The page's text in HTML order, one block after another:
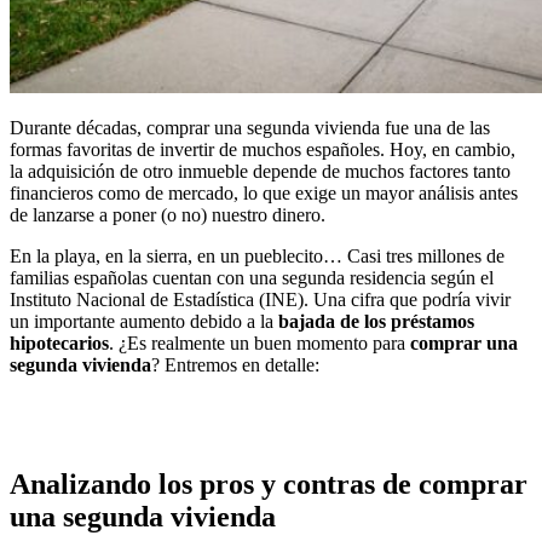
Durante décadas, comprar una segunda vivienda fue una de las
formas favoritas de invertir de muchos españoles. Hoy, en cambio,
la adquisición de otro inmueble depende de muchos factores tanto
financieros como de mercado, lo que exige un mayor análisis antes
de lanzarse a poner (o no) nuestro dinero.
En la playa, en la sierra, en un pueblecito… Casi tres millones de
familias españolas cuentan con una segunda residencia según el
Instituto Nacional de Estadística (INE). Una cifra que podría vivir
un importante aumento debido a la bajada de los préstamos
hipotecarios. ¿Es realmente un buen momento para comprar una
segunda vivienda? Entremos en detalle:
Analizando los pros y contras de comprar
una segunda vivienda